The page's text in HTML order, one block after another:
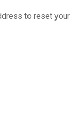
to reset your